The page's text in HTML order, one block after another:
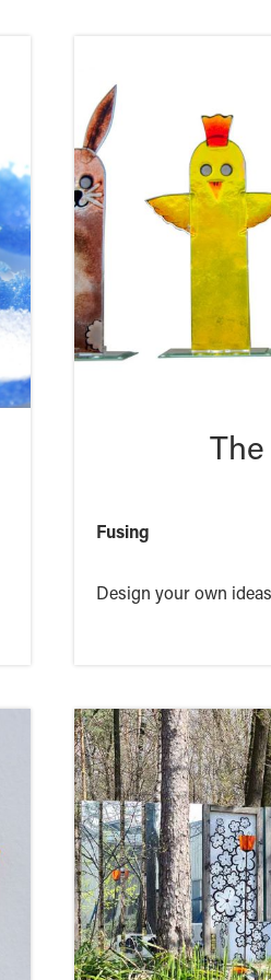
Fusing
Design your own